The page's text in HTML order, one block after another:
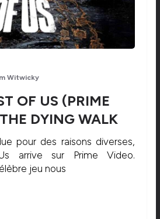
Witwicky
OF US (PRIME
DYING WALK
pour des raisons diverses,
arrive sur Prime Video.
jeu nous